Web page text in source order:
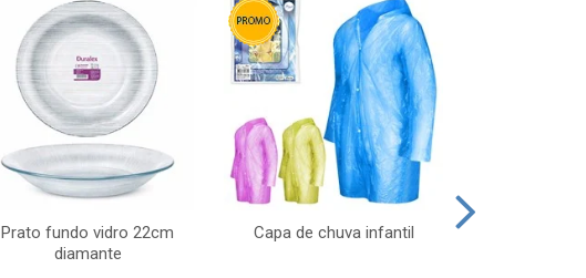
Prato fundo vidro 22cm
diamante
Capa de chuva infantil